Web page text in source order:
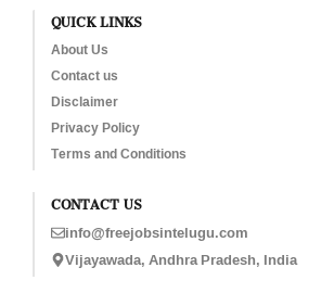
QUICK LINKS
About Us
Contact us
Disclaimer
Privacy Policy
Terms and Conditions
CONTACT US
info@freejobsintelugu.com
Vijayawada, Andhra Pradesh, India